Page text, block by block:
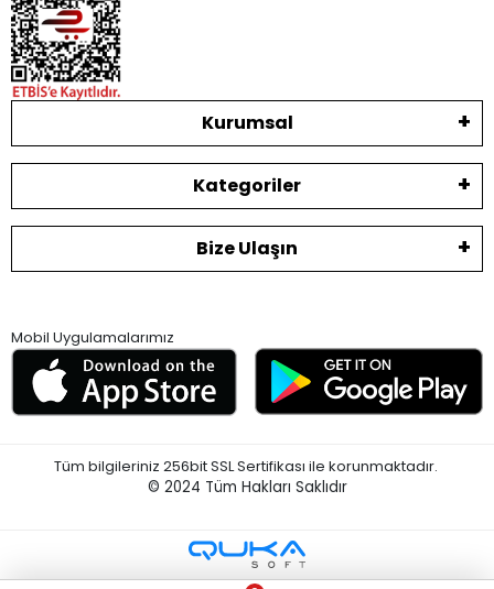
Kurumsal
Kategoriler
Bize Ulaşın
Mobil Uygulamalarımız
Tüm bilgileriniz 256bit SSL Sertifikası ile korunmaktadır.
© 2024 Tüm Hakları Saklıdır